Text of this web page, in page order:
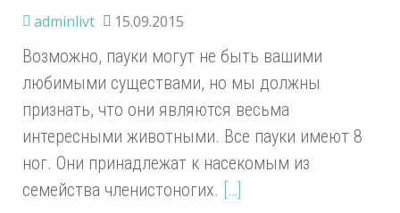
adminlivt 15.09.2015
Возможно, пауки могут не быть вашими
любимыми существами, но мы должны
признать, что они являются весьма
интересными животными. Все пауки имеют 8
ног. Они принадлежат к насекомым из
семейства членистоногих. […]